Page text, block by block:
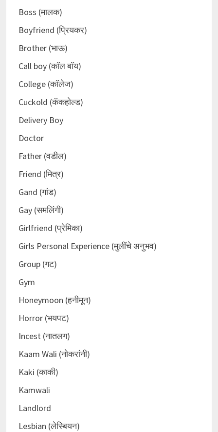
Boss (मालक)
Boyfriend (प्रियकर)
Brother (भाऊ)
Call boy (कॉल बॉय)
College (कॉलेज)
Cuckold (कॅकहोल्ड)
Delivery Boy
Doctor
Father (वडील)
Friend (मित्र)
Gand (गांड)
Gay (समलिंगी)
Girlfriend (प्रेमिका)
Girls Personal Experience (मुलींचे अनुभव)
Group (गट)
Gym
Honeymoon (हनीमून)
Horror (भयपट)
Incest (नातलग)
Kaam Wali (नोकरांनी)
Kaki (काकी)
Kamwali
Landlord
Lesbian (लेस्बियन)